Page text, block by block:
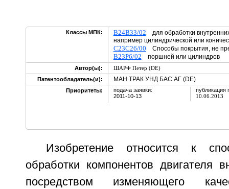
Классы МПК: B24B33/02 для обработки
например цилиндрической или
C23C26/00 Способы покрытия, не
B23P6/02 поршней или цилиндров
Автор(ы):
ШАРФ Петер (DE)
Патентообладатель(и):
МАН ТРАК УНД БАС АГ (DE)
Приоритеты:
подача заявки:
2011-10-13
публикация
10.06.2013
Изобретение относится к
обработки компонентов двигателя
посредством изменяющего